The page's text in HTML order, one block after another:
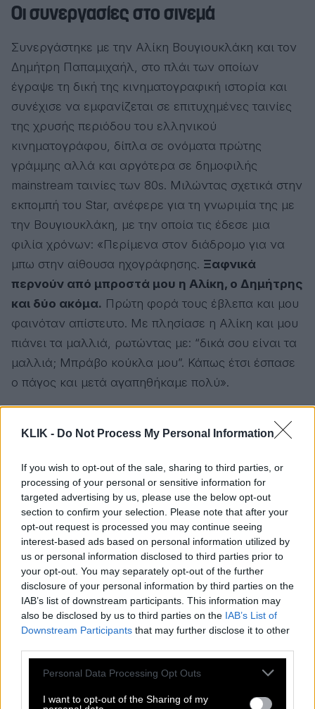
KLIK - Do Not Process My Personal Information
If you wish to opt-out of the sale, sharing to third parties, or
processing of your personal or sensitive information for
targeted advertising by us, please use the below opt-out
section to confirm your selection. Please note that after your
opt-out request is processed you may continue seeing
interest-based ads based on personal information utilized by
us or personal information disclosed to third parties prior to
your opt-out. You may separately opt-out of the further
disclosure of your personal information by third parties on the
IAB’s list of downstream participants. This information may
also be disclosed by us to third parties on the IAB’s List of
Downstream Participants that may further disclose it to other
Please note that this website/app uses one or more Google
not limited to your visit or usage behaviour. You may click to
Personal Data Processing Opt Outs
I want to opt-out of the Sharing of my
Οι συνεργασίες στο σινεμά
Συνεργάστηκε με την Αλίκη Βουγιουκλάκη και τον
Δημήτρη Παπαμιχαήλ, στο πλάι των οποίων
έγραψε τη δική της κινηματογραφική ιστορία και
συνέχισε να εμφανίζεται σε επιτυχημένες ταινίες
της χρυσής περιόδου του ελληνικού
κινηματογράφου, δίπλα σε ονόματα πρώτης
γράμμης αλλά και αργότερα σε δημοφιλής
mainstream ταινίες των 80s. Μιλώντας σχετικά στην
εκπομπή του Star, ανέφερε για τη γνωριμία της με
την Βουγιουκλάκη, με την οποία τις έδεσε μια
φιλία χρόνων: «Περίμενα στον διάδρομο για να
μπω στην αίθουσα ηχογράφησης. Ξαφνικά
περνούν από μπροστά μου η Αλίκη, ο Δημήτρης
και δύο ακόμα. Πρώτη φορά τους έβλεπα και μου
φαινόταν απίστευτο. Με πλησίασε η Αλίκη και μου
πιάνει τα μαλλιά, ρωτώντας με: “δικά σου είναι τα
μαλλιά; Μπράβο κούκλα μου”. Κάπως έτσι έσπασε
ο πάγος και μετά αγαπηθήκαμε πολύ».
KLIK TUBE
Δήμητρα Δερζέκου-Αλίκη
Βουγιουκλάκη στους ΚΛΙΚers: «Στο
TikTok με ρωτάνε αν είμαι AI»
Ενδεικτικά, αναφέρουμε ταινίες όπως«Η γυνή να
φοβήται τον άνδρα» (1965), «Πεθαίνω κάθε
ξημέρωμα» (1969), «Ορατότης μηδέν» (1969),
«Ένα αστείο κορίτσι» (1970), «Δυο τρελοί και ο
ατσίδας» (1970), «Η κόρη του ήλιου» (1971), «Σ’
αισιόδοξος» (1989) και «Κόκκινο τριαντάφυλλο σου